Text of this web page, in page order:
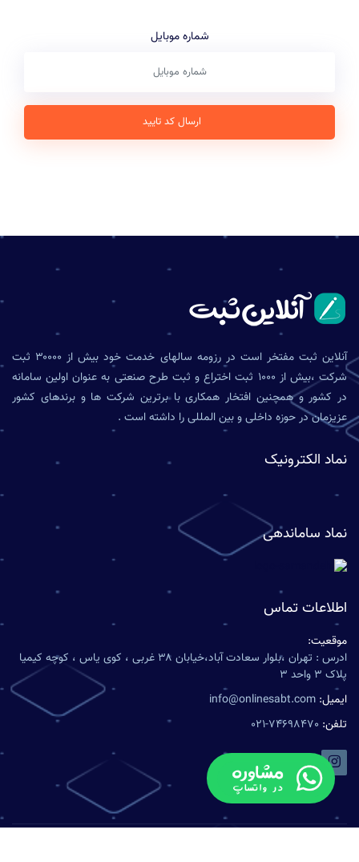
شماره موبایل
ارسال کد تایید
آنلاین ثبت مفتخر است در رزومه سالهای خدمت خود بیش از ۳۰۰۰۰ ثبت
شرکت ،بیش از ۱۰۰۰ ثبت اختراع و ثبت طرح صنعتی به عنوان اولین سامانه
در کشور و همچنین افتخار همکاری با برترین شرکت ها و برندهای کشور
عزیزمان در حوزه داخلی و بین المللی را داشته است .
نماد الکترونیک
نماد ساماندهی
اطلاعات تماس
موقعیت:
ادرس : تهران ،بلوار سعادت آباد،خیابان ۳۸ غربی ، کوی یاس ، کوچه کیمیا
پلاک ۳ واحد ۳
ایمیل: info@onlinesabt.com
تلفن: 021-74698470